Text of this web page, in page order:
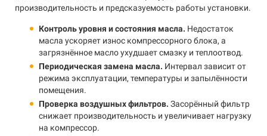
производительность и предсказуемость работы установки.
Контроль уровня и состояния масла. Недостаток
масла ускоряет износ компрессорного блока, а
загрязнённое масло ухудшает смазку и теплоотвод.
Периодическая замена масла. Интервал зависит от
режима эксплуатации, температуры и запылённости
помещения.
Проверка воздушных фильтров. Засорённый фильтр
снижает производительность и увеличивает нагрузку
на компрессор.